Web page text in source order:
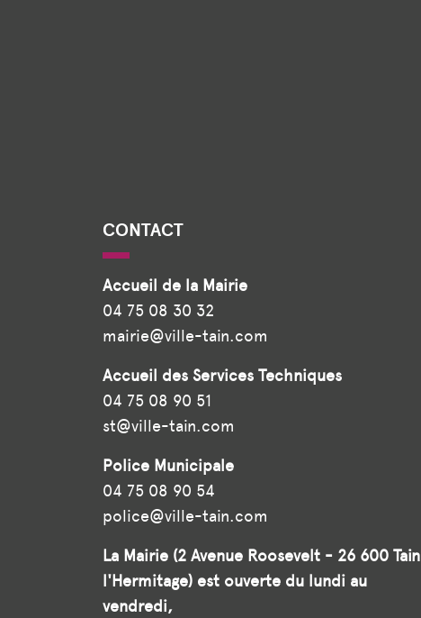
CONTACT
Accueil de la Mairie
04 75 08 30 32
mairie@ville-tain.com
Accueil des Services Techniques
04 75 08 90 51
st@ville-tain.com
Police Municipale
04 75 08 90 54
police@ville-tain.com
La Mairie (2 Avenue Roosevelt - 26 600 Tain
l'Hermitage) est ouverte du lundi au
vendredi,